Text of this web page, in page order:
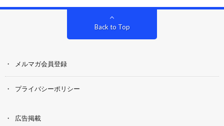
Back to Top
メルマガ会員登録
プライバシーポリシー
広告掲載